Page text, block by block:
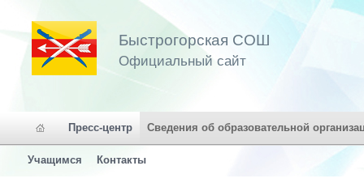
Быстрогорская СОШ
Официальный сайт
Пресс-центр Сведения об образовательной
Учащимся Контакты